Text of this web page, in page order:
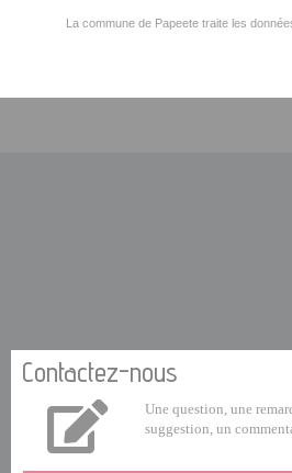
La commune de Papeete traite les
Contactez-nous
Une question, une
suggestion, un